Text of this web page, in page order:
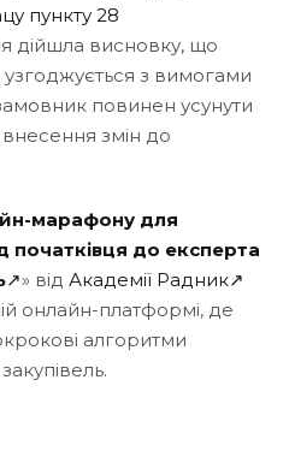
пункту 28
дійшла висновку, що
узгоджується з вимогами
повинен усунути
змін до
марафону для
початківця до експерта
↗» від Академії Радник↗
онлайн-платформі, де
алгоритми